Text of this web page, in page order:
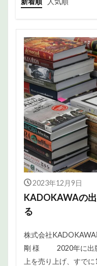
2023年12月9日
KADOKAWAの
る
株式会社
剛 様 2020年に出版
上を売り上げ、すで